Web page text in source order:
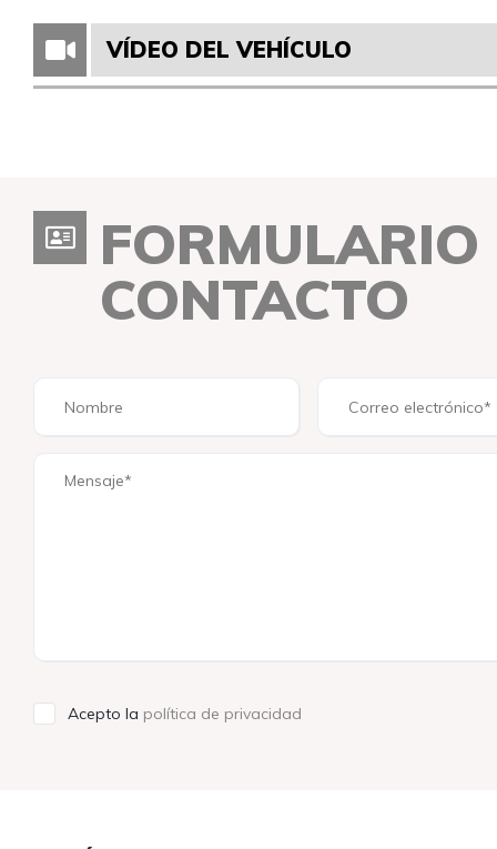
VÍDEO DEL VEHÍCULO
FORMULARIO
CONTACTO
Acepto la política de privacidad